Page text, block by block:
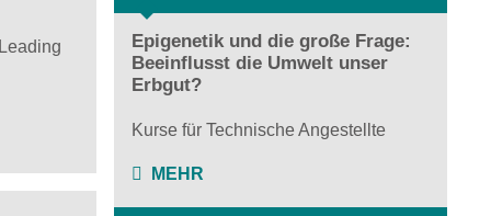
Epigenetik und die große Frage:
Beeinflusst die Umwelt unser
Erbgut?
Kurse für Technische Angestellte
MEHR